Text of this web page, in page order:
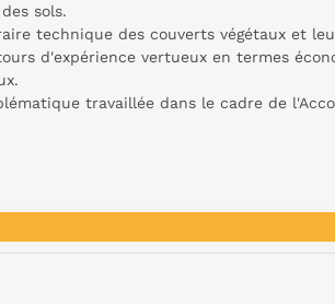
sols.
technique des couverts végétaux et
d'expérience vertueux en termes
travaillée dans le cadre de